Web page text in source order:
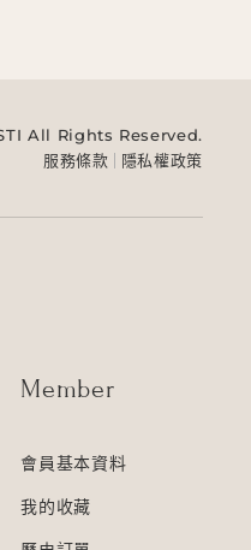
Member
會員基本資料
我的收藏
All Rights Reserved.
服務條款
隱私權政策